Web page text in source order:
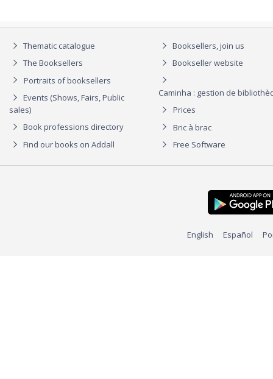
Thematic catalogue
The Booksellers
Portraits of booksellers
Events (Shows, Fairs, Public
sales)
Book professions directory
Find our books on Addall
Booksellers, join us
Bookseller website
Caminha : gestion de
Prices
Bric à brac
Free Software
English Español